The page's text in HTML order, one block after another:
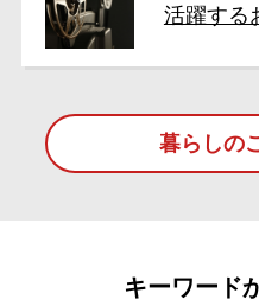
活躍する
暮らしの
キーワード